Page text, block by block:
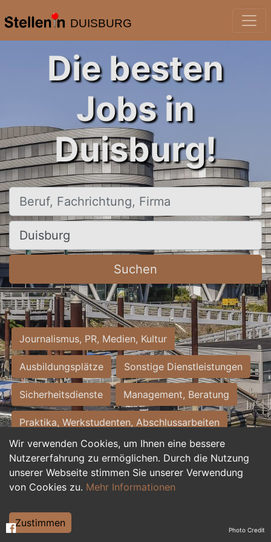
DUISBURG
Wir verwenden Cookies, um Ihnen eine bessere
Nutzererfahrung zu ermöglichen. Durch die Nutzung
unserer Webseite stimmen Sie unserer Verwendung
von Cookies zu. Mehr Informationen
Zustimmen
Die besten
Jobs in
Duisburg!
Beruf, Fachrichtung, Firma
Ort, Stadt
Suchen
Journalismus, PR, Medien, Kultur
Ausbildungsplätze Sonstige Dienstleistungen
Sicherheitsdienste Management, Beratung
Praktika, Werkstudenten, Abschlussarbeiten
Personalwesen Assistenz, Sekretariat
Hilfskräfte, Aushilfs- und Nebenjobs
Weiterbildung, Studium, duale Ausbildung Photo Credit